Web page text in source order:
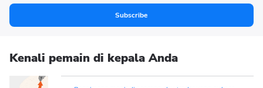
Subscribe
Kenali pemain di kepala Anda